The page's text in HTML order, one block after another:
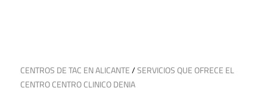
17 de mayo de 2025
CENTROS DE TAC EN ALICANTE/SERVICIOS QUE OFRECE EL
CENTRO CENTRO CLINICO DENIA